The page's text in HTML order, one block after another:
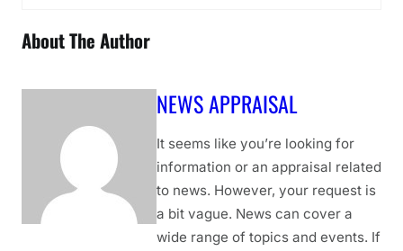
About The Author
NEWS APPRAISAL
It seems like you’re looking for
information or an appraisal related
to news. However, your request is
a bit vague. News can cover a
wide range of topics and events. If